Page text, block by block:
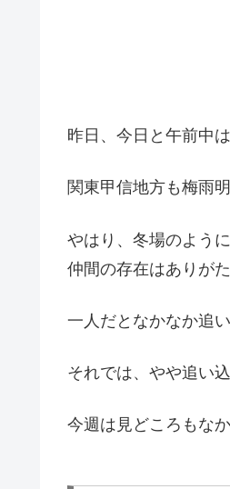
昨日、今日と午前中
関東甲信地方も梅雨
やはり、冬場のよう
仲間の存在はありが
一人だとなかなか追
それでは、やや追い
今週は見どころもな